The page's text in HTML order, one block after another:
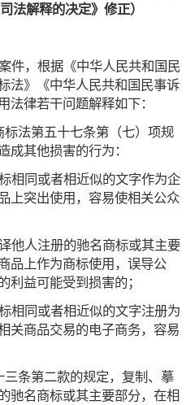
法解释的决定》修正）
件，根据《中华人民共和国民
法》《中华人民共和国民事诉
法律若干问题解释如下：
标法第五十七条第（七）项规
成其他损害的行为：
相同或者相近似的文字作为企
上突出使用，容易使相关公众
他人注册的驰名商标或其主要
品上作为商标使用，误导公
利益可能受到损害的；
相同或者相近似的文字注册为
关商品交易的电子商务，容易
三条第二款的规定，复制、摹
驰名商标或其主要部分，在相